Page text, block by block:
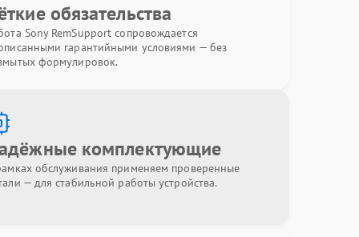
обязательства
Sony RemSupport сопровождается
гарантийными условиями — без
формулировок.
комплектующие
обслуживания применяем проверенные
— для стабильной работы устройства.